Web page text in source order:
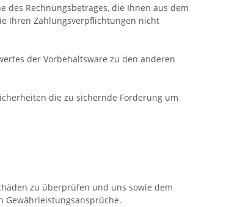
des Rechnungsbetrages, die Ihnen aus dem
Ihren Zahlungsverpflichtungen nicht
der Vorbehaltsware zu den anderen
die zu sichernde Forderung um
zu überprüfen und uns sowie dem
Gewährleistungsansprüche.